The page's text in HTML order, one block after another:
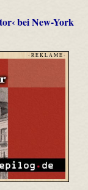
bei New-York
- R E K L A M E -